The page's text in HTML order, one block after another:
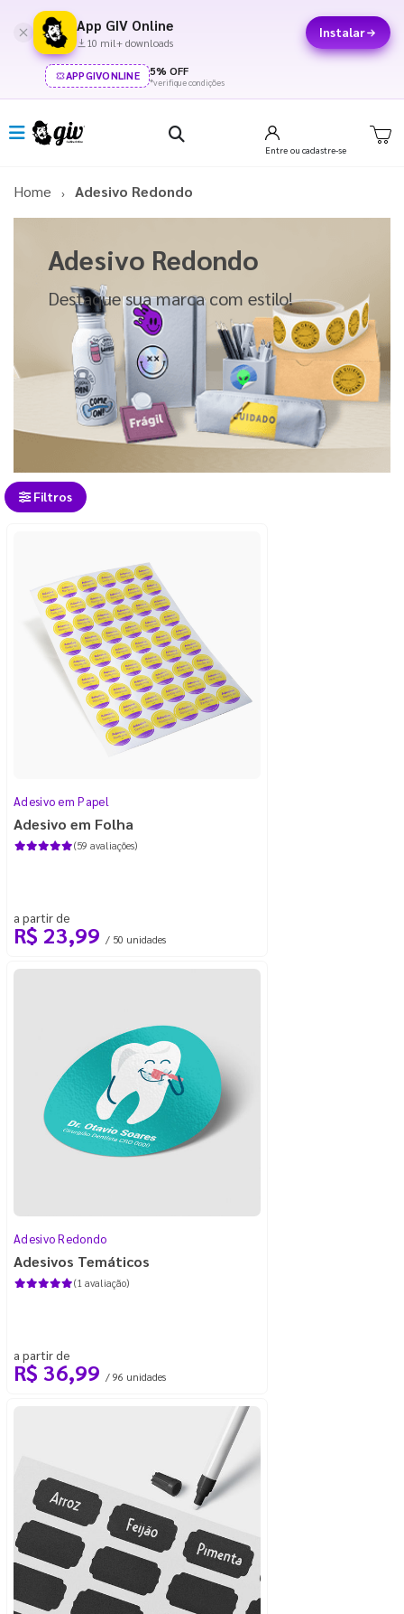
App GIV Online
10 mil+ downloads
Instalar
APPGIVONLINE 5% OFF
*verifique condições
Entre ou cadastre-se
Home Adesivo Redondo
Adesivo Redondo
Destaque sua marca com estilo!
Filtros
Adesivo em Papel
Adesivo em Folha
(59 avaliações)
a partir de
R$ 23,99 / 50 unidades
Adesivo Redondo
Adesivos Temáticos
(1 avaliação)
a partir de
R$ 36,99 / 96 unidades